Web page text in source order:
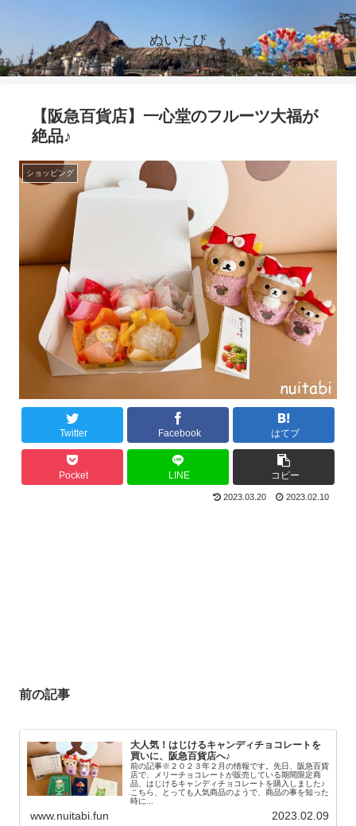
ぬいたび
【阪急百貨店】一心堂のフルーツ大福が
絶品♪
ショッピング
Twitter Facebook はてブ
Pocket LINE コピー
2023.03.20 2023.02.10
前の記事
大人気！はじけるキャンディチョコレートを
買いに、阪急百貨店へ♪
前の記事※２０２３年２月の情報です。先日、阪急百貨
店で、メリーチョコレートが販売している期間限定商
品、はじけるキャンディチョコレートを購入しました♪
こちら、とっても人気商品のようで、商品の事を知った
時に...
www.nuitabi.fun 2023.02.09